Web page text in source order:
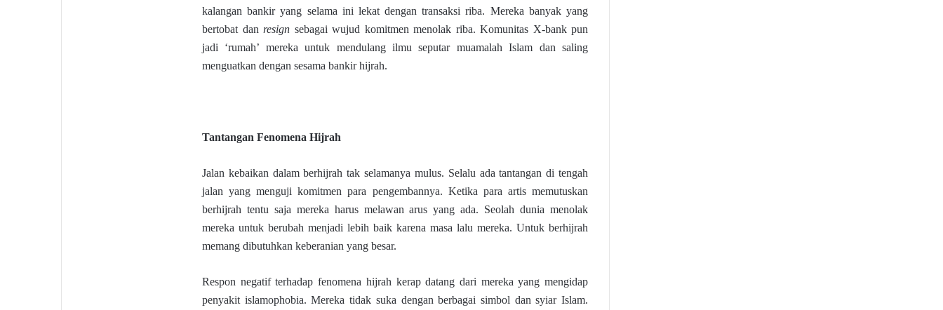
kalangan bankir yang selama ini lekat dengan transaksi riba. Mereka banyak yang
bertobat dan resign sebagai wujud komitmen menolak riba. Komunitas X-bank pun
jadi ‘rumah’ mereka untuk mendulang ilmu seputar muamalah Islam dan saling
menguatkan dengan sesama bankir hijrah.
Tantangan Fenomena Hijrah
Jalan kebaikan dalam berhijrah tak selamanya mulus. Selalu ada tantangan di tengah
jalan yang menguji komitmen para pengembannya. Ketika para artis memutuskan
berhijrah tentu saja mereka harus melawan arus yang ada. Seolah dunia menolak
mereka untuk berubah menjadi lebih baik karena masa lalu mereka. Untuk berhijrah
memang dibutuhkan keberanian yang besar.
Respon negatif terhadap fenomena hijrah kerap datang dari mereka yang mengidap
penyakit islamophobia. Mereka tidak suka dengan berbagai simbol dan syiar Islam.